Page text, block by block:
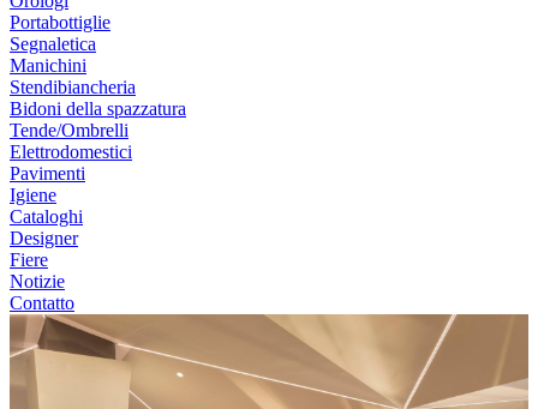
Portabottiglie
Segnaletica
Manichini
Stendibiancheria
Bidoni della spazzatura
Tende/Ombrelli
Elettrodomestici
Pavimenti
Igiene
Cataloghi
Designer
Fiere
Notizie
Contatto